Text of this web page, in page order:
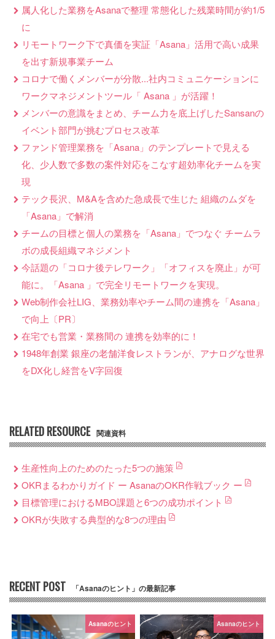
属人化した業務をAsanaで整理 常態化した残業時間が約1/5
に
リモートワーク下で真価を実証「Asana」活用で高い成果
を出す新規事業チーム
コロナで働くメンバーが分散...社内コミュニケーションに
ワークマネジメントツール「 Asana 」が活躍！
メンバーの意識をまとめ、チーム力を底上げしたSansanの
イベント部門が挑むプロセス改革
ファンド管理業務を「Asana」のテンプレートで見える
化、少人数で多数の案件対応をこなす超効率化チームを実
現
テック長沢、M&Aを含めた急成長で生じた 組織のムダを
「Asana」で解消
チームの目標と個人の業務を「Asana」でつなぐ チームラ
ボの成長組織マネジメント
今話題の「コロナ後テレワーク」「オフィスを廃止」が可
能に。「Asana 」で完全リモートワークを実現。
Web制作会社LIG、業務効率やチーム間の連携を「Asana」
で向上〔PR〕
在宅でも営業・業務間の 連携を効率的に！
1948年創業 銀座の老舗洋食レストランが、アナログな世界
をDX化し経営をV字回復
RELATED RESOURCE 関連資料
生産性向上のためのたった5つの施策
OKRまるわかりガイド ー AsanaのOKR作戦ブック ー
目標管理におけるMBO課題と6つの成功ポイント
OKRが失敗する典型的な8つの理由
RECENT POST 「Asanaのヒント」の最新記事
Asanaのヒント Asanaのヒント